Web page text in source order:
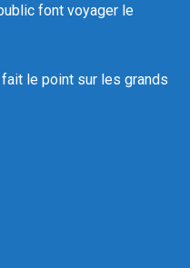
font voyager le
fait le point sur les grands